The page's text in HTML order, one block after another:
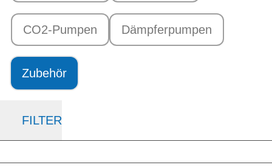
CO2-Pumpen Dämpferpumpen
Zubehör
FILTER